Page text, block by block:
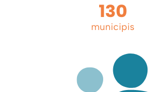
130
municipis